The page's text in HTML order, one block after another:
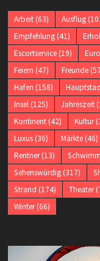
Arbeit(63) Ausflug
Empfehlung(41)
Escortservice(19)
Feiern (47) Freunde
Hafen (158)
Insel(125) Jahreszeit
Kontinent(42) Kultur
Luxus(36) Märkte(46)
Rentner(13)
Sehenswürdig(317)
Strand (174) Theater
Winter(66)